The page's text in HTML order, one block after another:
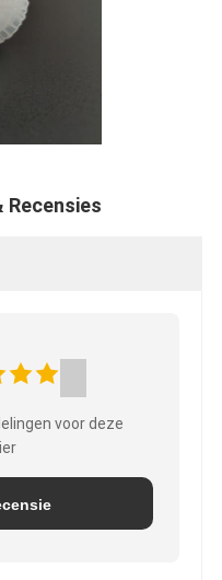
Recensies
voor deze